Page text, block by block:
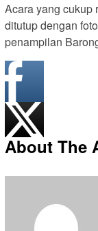
Acara yang cukup
ditutup dengan
penampilan
About The